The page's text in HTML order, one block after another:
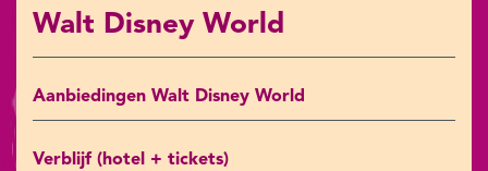
Walt Disney World
Aanbiedingen Walt Disney World
Verblijf (hotel + tickets)